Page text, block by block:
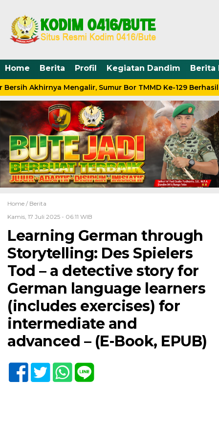
Home Berita Profil Kegiatan Dandim Berita
Akhirnya Mengalir, Sumur Bor TMMD Ke-129 Berhasil
Home / Berita
Kamis, 17 Juli 2025 - 06:11 WIB
Learning German through
Storytelling: Des Spielers
Tod – a detective story for
German language learners
(includes exercises) for
intermediate and
advanced – (E-Book, EPUB)